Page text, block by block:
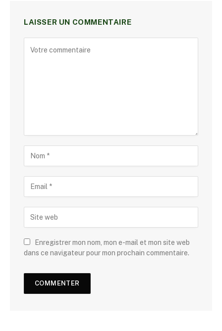
LAISSER UN COMMENTAIRE
Enregistrer mon nom, mon e-mail et mon site web
dans ce navigateur pour mon prochain commentaire.